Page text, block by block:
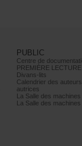
PUBLIC
PREMIÈRELECTURE
Divans-lits
autrices